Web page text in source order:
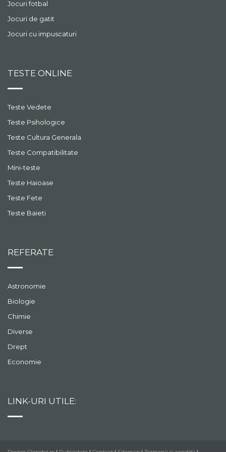
Jocuri fotbal
Jocuri de gatit
Jocuri cu impuscaturi
TESTE ONLINE
Teste Vedete
Teste Psihologice
Teste Cultura Generala
Teste Compatibilitate
Mini-teste
Teste Haioase
Teste Fete
Teste Baieti
REFERATE
Astronomie
Biologie
Chimie
Diverse
Drept
Economie
LINK-URI UTILE: